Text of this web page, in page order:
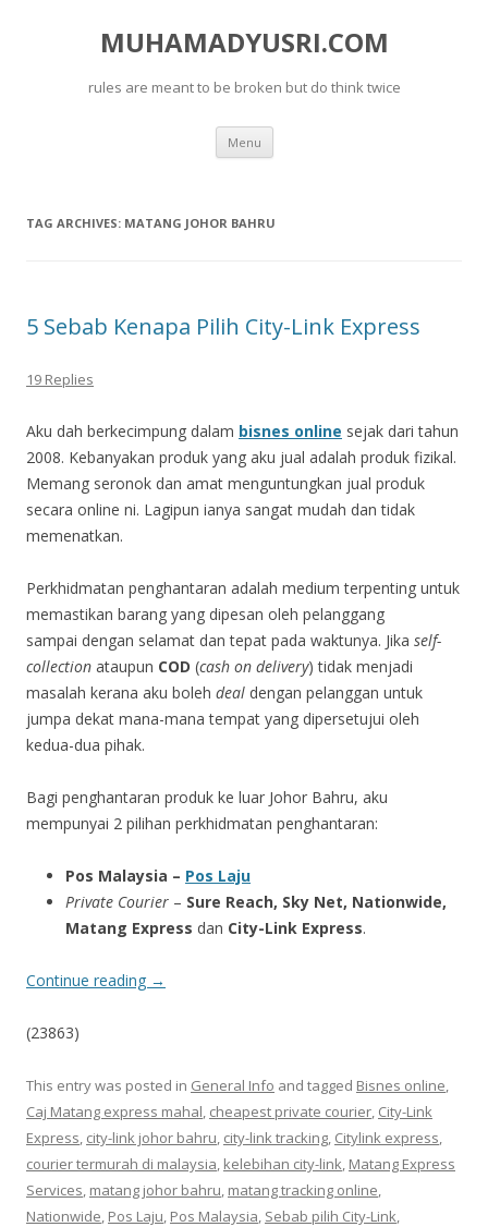
MUHAMADYUSRI.COM
rules are meant to be broken but do think twice
Menu Skip
content
TAG ARCHIVES: MATANG JOHOR BAHRU
5 Sebab Kenapa Pilih City-Link Express
19 Replies
Aku dah berkecimpung dalam bisnes online sejak dari tahun
2008. Kebanyakan produk yang aku jual adalah produk fizikal.
Memang seronok dan amat menguntungkan jual produk
secara online ni. Lagipun ianya sangat mudah dan tidak
memenatkan.
Perkhidmatan penghantaran adalah medium terpenting untuk
memastikan barang yang dipesan oleh pelanggang
sampai dengan selamat dan tepat pada waktunya. Jika self-
collection ataupun COD (cash on delivery) tidak menjadi
masalah kerana aku boleh deal dengan pelanggan untuk
jumpa dekat mana-mana tempat yang dipersetujui oleh
kedua-dua pihak.
Bagi penghantaran produk ke luar Johor Bahru, aku
mempunyai 2 pilihan perkhidmatan penghantaran:
Pos Malaysia – Pos Laju
Private Courier – Sure Reach, Sky Net, Nationwide,
Matang Express dan City-Link Express.
Continue reading →
(23863)
This entry was posted in General Info and tagged Bisnes online,
Caj Matang express mahal, cheapest private courier, City-Link
Express, city-link johor bahru, city-link tracking, Citylink express,
courier termurah di malaysia, kelebihan city-link, Matang Express
Services, matang johor bahru, matang tracking online,
Nationwide, Pos Laju, Pos Malaysia, Sebab pilih City-Link,